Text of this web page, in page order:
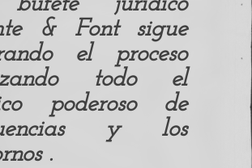
& Fontsigue
el proceso
todo el
poderoso de
y los
.